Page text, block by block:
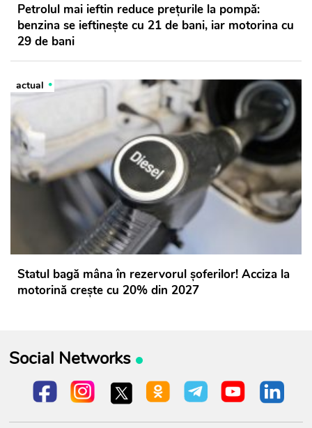
Petrolul mai ieftin reduce prețurile la pompă:
benzina se ieftinește cu 21 de bani, iar motorina cu
29 de bani
actual
Statul bagă mâna în rezervorul șoferilor! Acciza la
motorină crește cu 20% din 2027
Social Networks